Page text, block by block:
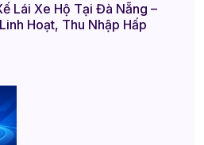
Lái Xe Hộ Tại Đà Nẵng –
Hoạt, Thu Nhập Hấp